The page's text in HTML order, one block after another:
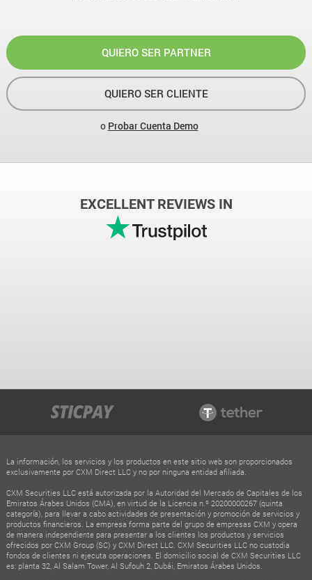
QUIERO SER PARTNER
QUIERO SER CLIENTE
o Probar Cuenta Demo
EXCELLENT REVIEWS IN
La información, los servicios y los productos en este sitio web son proporcionados
exclusivamente por CXM Direct LLC y no por ninguna entidad afiliada.
CXM Securities LLC está autorizada por la Autoridad del Mercado de Capitales de los
Emiratos Árabes Unidos (CMA), en virtud de la Licencia n.º 20200000267 (quinta
categoría), para llevar a cabo actividades de presentación y promoción de servicios y
productos financieros. La empresa forma parte del grupo de empresas CXM y opera
de manera independiente para presentar a los clientes los productos y servicios
ofrecidos por CXM Group (SC) y CXM Direct LLC. CXM Securities LLC no custodia
fondos de clientes ni ejecuta operaciones. El domicilio social de CXM Securities LLC
es: planta 32, Al Salam Tower, Al Sufouh 2, Dubái, Emiratos Árabes Unidos.